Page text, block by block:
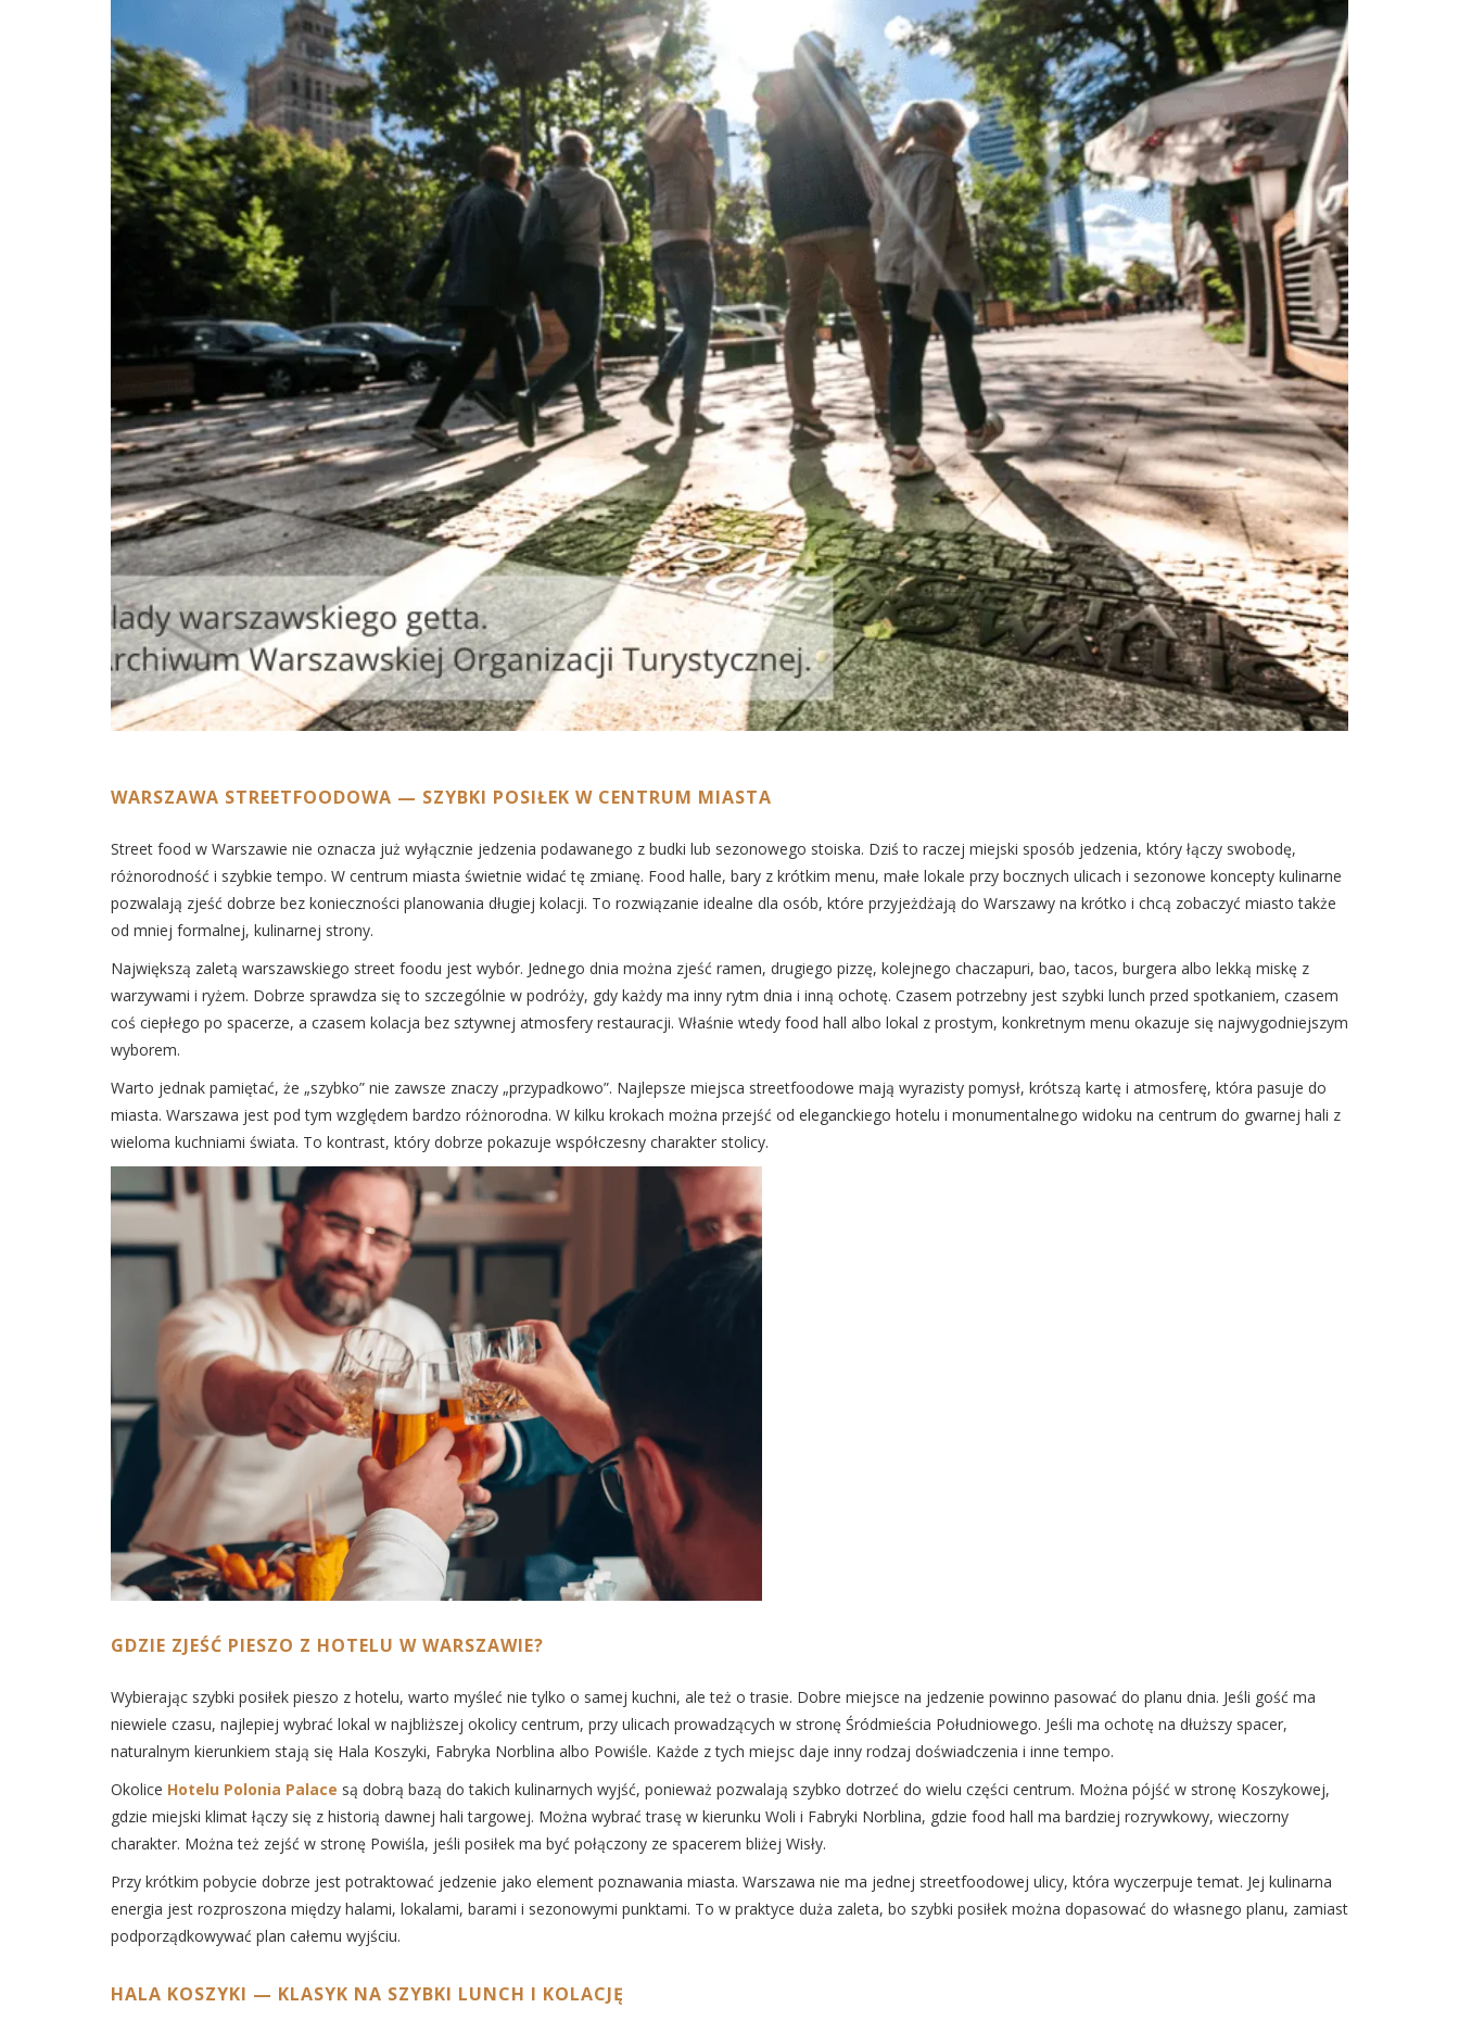
WARSZAWA STREETFOODOWA — SZYBKI POSIŁEK W CENTRUM MIASTA
Street food w Warszawie nie oznacza już wyłącznie jedzenia podawanego z budki lub sezonowego stoiska. Dziś to raczej miejski sposób jedzenia, który łączy swobodę,
różnorodność i szybkie tempo. W centrum miasta świetnie widać tę zmianę. Food halle, bary z krótkim menu, małe lokale przy bocznych ulicach i sezonowe koncepty kulinarne
pozwalają zjeść dobrze bez konieczności planowania długiej kolacji. To rozwiązanie idealne dla osób, które przyjeżdżają do Warszawy na krótko i chcą zobaczyć miasto także
od mniej formalnej, kulinarnej strony.
Największą zaletą warszawskiego street foodu jest wybór. Jednego dnia można zjeść ramen, drugiego pizzę, kolejnego chaczapuri, bao, tacos, burgera albo lekką miskę z
warzywami i ryżem. Dobrze sprawdza się to szczególnie w podróży, gdy każdy ma inny rytm dnia i inną ochotę. Czasem potrzebny jest szybki lunch przed spotkaniem, czasem
coś ciepłego po spacerze, a czasem kolacja bez sztywnej atmosfery restauracji. Właśnie wtedy food hall albo lokal z prostym, konkretnym menu okazuje się najwygodniejszym
wyborem.
Warto jednak pamiętać, że „szybko” nie zawsze znaczy „przypadkowo”. Najlepsze miejsca streetfoodowe mają wyrazisty pomysł, krótszą kartę i atmosferę, która pasuje do
miasta. Warszawa jest pod tym względem bardzo różnorodna. W kilku krokach można przejść od eleganckiego hotelu i monumentalnego widoku na centrum do gwarnej hali z
wieloma kuchniami świata. To kontrast, który dobrze pokazuje współczesny charakter stolicy.
GDZIE ZJEŚĆ PIESZO Z HOTELU W WARSZAWIE?
Wybierając szybki posiłek pieszo z hotelu, warto myśleć nie tylko o samej kuchni, ale też o trasie. Dobre miejsce na jedzenie powinno pasować do planu dnia. Jeśli gość ma
niewiele czasu, najlepiej wybrać lokal w najbliższej okolicy centrum, przy ulicach prowadzących w stronę Śródmieścia Południowego. Jeśli ma ochotę na dłuższy spacer,
naturalnym kierunkiem stają się Hala Koszyki, Fabryka Norblina albo Powiśle. Każde z tych miejsc daje inny rodzaj doświadczenia i inne tempo.
Okolice Hotelu Polonia Palace są dobrą bazą do takich kulinarnych wyjść, ponieważ pozwalają szybko dotrzeć do wielu części centrum. Można pójść w stronę Koszykowej,
gdzie miejski klimat łączy się z historią dawnej hali targowej. Można wybrać trasę w kierunku Woli i Fabryki Norblina, gdzie food hall ma bardziej rozrywkowy, wieczorny
charakter. Można też zejść w stronę Powiśla, jeśli posiłek ma być połączony ze spacerem bliżej Wisły.
Przy krótkim pobycie dobrze jest potraktować jedzenie jako element poznawania miasta. Warszawa nie ma jednej streetfoodowej ulicy, która wyczerpuje temat. Jej kulinarna
energia jest rozproszona między halami, lokalami, barami i sezonowymi punktami. To w praktyce duża zaleta, bo szybki posiłek można dopasować do własnego planu, zamiast
podporządkowywać plan całemu wyjściu.
HALA KOSZYKI — KLASYK NA SZYBKI LUNCH I KOLACJĘ